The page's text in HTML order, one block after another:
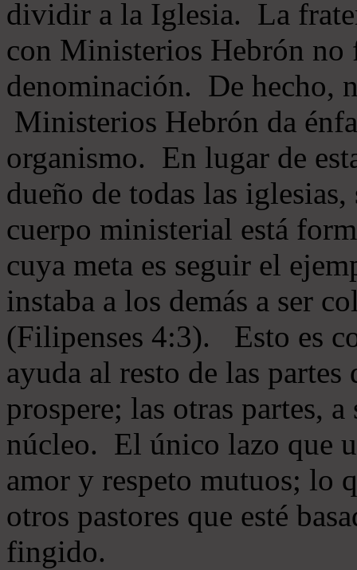
dividir a la Iglesia. La
con Ministerios Hebrón no
denominación. De hecho,
Ministerios Hebrón da
organismo. En lugar de
dueño de todas las
cuerpo ministerial está
cuya meta es seguir el
instaba a los demás a ser
(Filipenses 4:3). Esto es
ayuda al resto de las
prospere; las otras partes,
núcleo. El único lazo que
amor y respeto mutuos; lo
otros pastores que esté
fingido.